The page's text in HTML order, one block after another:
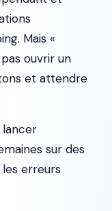
Mais «
ouvrir un
et attendre
lancer
sur des
erreurs